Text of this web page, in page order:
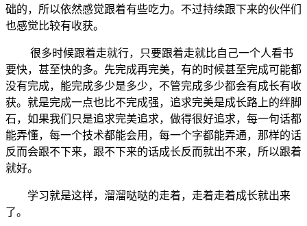
础的，所以依然感觉跟着有些吃力。不过持续跟下来的伙伴们
也感觉比较有收获。
很多时候跟着走就行，只要跟着走就比自己一个人看书
要快，甚至快的多。先完成再完美，有的时候甚至完成可能都
没有完成，能完成多少是多少，不管完成多少都会有成长有收
获。就是完成一点也比不完成强，追求完美是成长路上的绊脚
石，如果我们只是追求完美追求，做得很好追求，每一句话都
能弄懂，每一个技术都能会用，每一个字都能弄通，那样的话
反而会跟不下来，跟不下来的话成长反而就出不来，所以跟着
就好。
学习就是这样，溜溜哒哒的走着，走着走着成长就出来
了。